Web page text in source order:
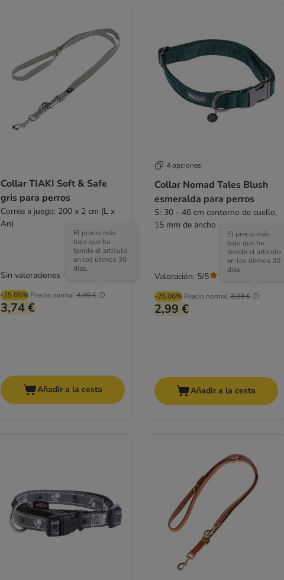
Collar TIAKI Soft & Safe
gris para perros
Correa a juego: 200 x 2 cm (L x
An)
-25.05% Precio normal4,99 €
El precio más
bajo que ha
tenido el artículo
en los útimos 30
días.
3,74 €
Sin valoraciones
Añadir a la cesta
4 opciones
Collar Nomad Tales Blush
esmeralda para perros
S: 30 - 46 cm contorno de cuello,
15 mm de ancho
-25.06% Precio normal3,99 €
El precio más
bajo que ha
tenido el artículo
en los útimos 30
días.
2,99 €
Valoración: 5/5
Añadir a la cesta